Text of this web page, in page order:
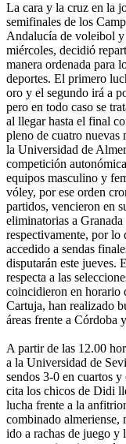
La cara y la cruz en la
semifinales de los
Andalucía de voleibol
miércoles, decidió
manera ordenada para
deportes. El primero
oro y el segundo irá a
pero en todo caso se
al llegar hasta el final
pleno de cuatro nuevas
la Universidad de
competición
equipos masculino y
vóley, por ese orden
partidos, vencieron en
eliminatorias a
respectivamente, por lo
accedido a sendas
disputarán este jueves.
respecta a las
coincidieron en horario
Cartuja, han realizado
áreas frente a Córdoba
A partir de las 12.00
a la Universidad de
sendos 3-0 en cuartos
cita los chicos de Didi
lucha frente a la
combinado almeriense,
ido a rachas de juego y